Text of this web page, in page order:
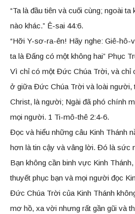
“Ta là đầu tiên và cuối cùng; ngoài
nào khác.” Ê-sai 44:6.
“Hỡi Y-sơ-ra-ên! Hãy nghe: Giê-
ta là Đấng có một không hai” Phục
Vì chỉ có một Đức Chúa Trời, và chỉ
ở giữa Đức Chúa Trời và loài người,
Christ, là người; Ngài đã phó chính
mọi người. 1 Ti-mô-thê 2:4-6.
Đọc và hiểu những câu Kinh Thánh
hơn là tin cậy và vâng lời. Đó là sức
Bạn không cần binh vực Kinh
thuyết phục bạn và mọi người đọc
Đức Chúa Trời của Kinh Thánh
mơ hồ, xa vời nhưng rất gần gũi và